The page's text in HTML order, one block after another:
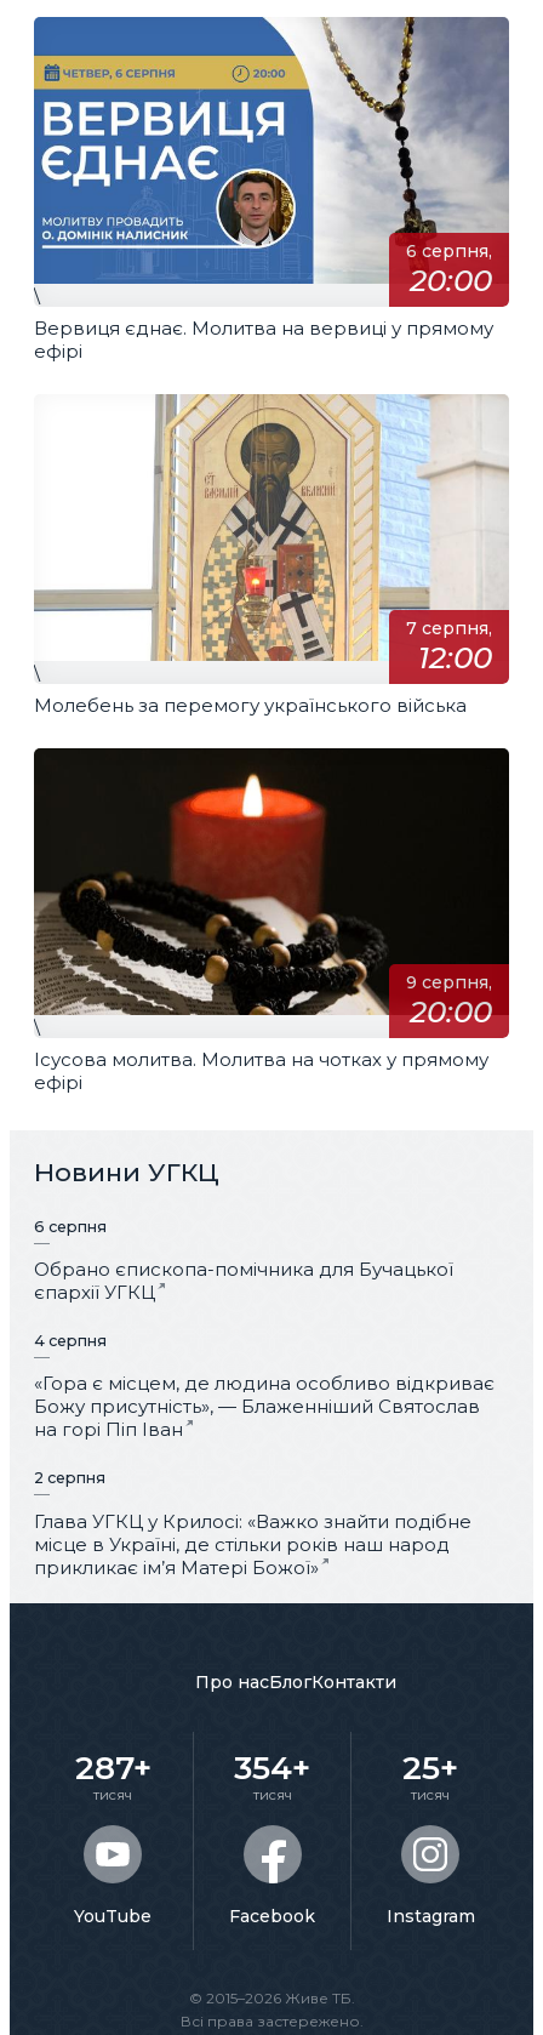
6 серпня,
20:00
\
Вервиця єднає. Молитва на вервиці у прямому
ефірі
7 серпня,
12:00
\
Молебень за перемогу українського війська
9 серпня,
20:00
\
Ісусова молитва. Молитва на чотках у прямому
ефірі
Новини УГКЦ
6 серпня
Обрано єпископа-помічника для Бучацької
єпархії УГКЦ
4 серпня
«Гора є місцем, де людина особливо відкриває
Божу присутність», — Блаженніший Святослав
на горі Піп Іван
2 серпня
Глава УГКЦ у Крилосі: «Важко знайти подібне
місце в Україні, де стільки років наш народ
прикликає ім’я Матері Божої»
© 2015–2026 Живе ТБ.
Всі права застережено.
Про насБлогКонтакти
287+
тисяч
YouTube
354+
тисяч
Facebook
25+
тисяч
Instagram